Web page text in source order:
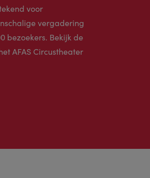
voor
vergadering
bezoekers. Bekijk de
AFAS Circustheater